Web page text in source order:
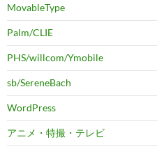
MovableType
Palm/CLIE
PHS/willcom/Ymobile
sb/SereneBach
WordPress
アニメ・特撮・テレビ